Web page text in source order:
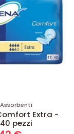
Assorbenti
Extra -
40 pezzi